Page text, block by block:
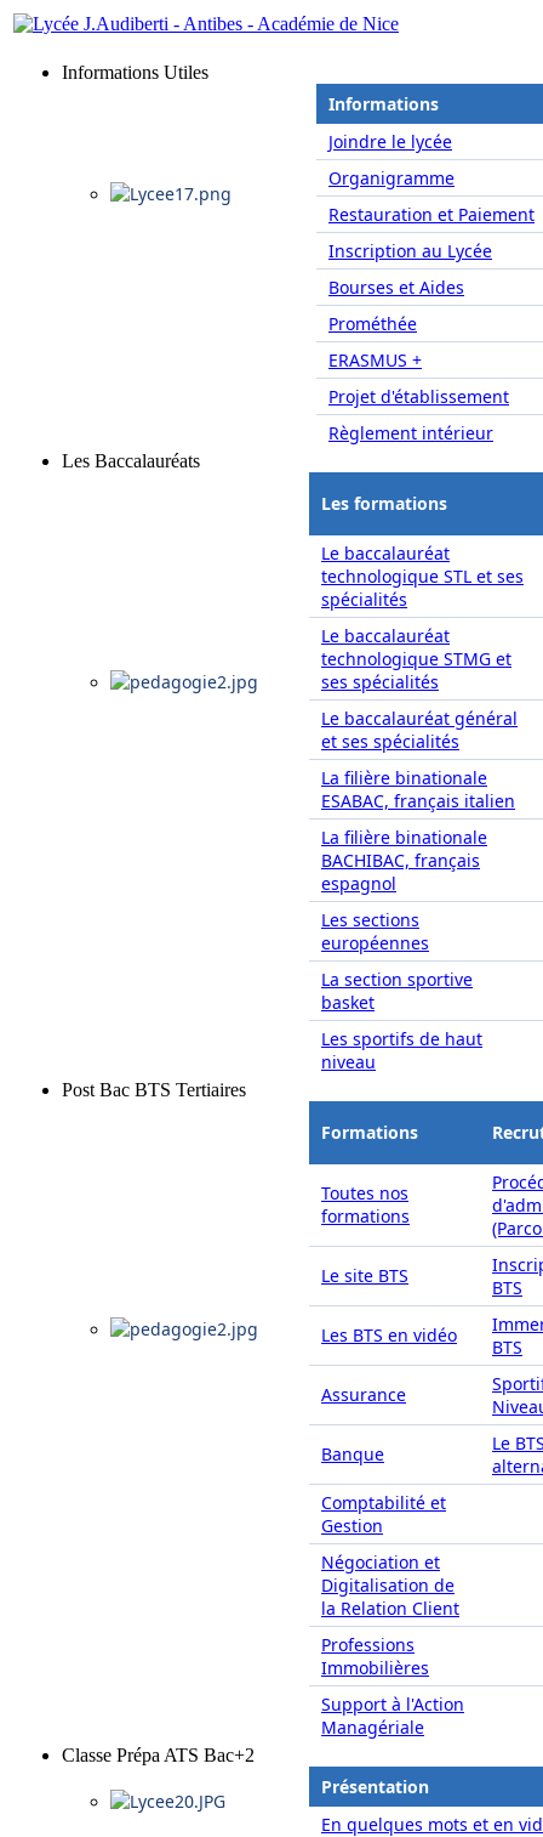
Informations Utiles
Informations
Joindre le lycée
Organigramme
Restauration et Paiement
Inscription au Lycée
Bourses et Aides
Prométhée
ERASMUS +
Projet d'établissement
Règlement intérieur
Les Baccalauréats
Les formations
Le baccalauréat
technologique STL et ses
spécialités
Le baccalauréat
technologique STMG et
ses spécialités
Le baccalauréat général
et ses spécialités
La filière binationale
ESABAC, français italien
La filière binationale
BACHIBAC, français
espagnol
Les sections
européennes
La section sportive
basket
Les sportifs de haut
niveau
Post Bac BTS Tertiaires
Formations
Toutes nos
formations
Le site BTS
BTS
Les BTS en vidéo
BTS
Assurance
Banque
Le
Comptabilité et
Gestion
Négociation et
Digitalisation de
la Relation Client
Professions
Immobilières
Support à l'Action
Managériale
Classe Prépa ATS Bac+2
Présentation
En quelques mots et en